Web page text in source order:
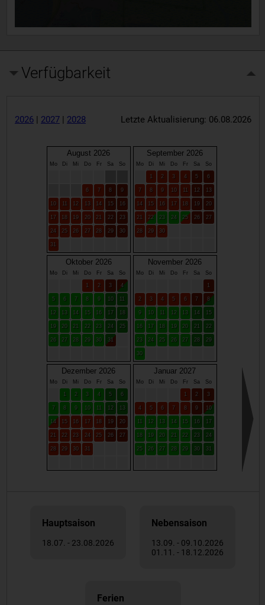
Verfügbarkeit
2026| 2027| 2028 Letzte Aktualisierung: 06.08.2026
August 2026
Mo Di Mi Do Fr Sa So
6 7 8 9
10 11 12 13 14 15 16
17 18 19 20 21 22 23
24 25 26 27 28 29 30
31
September 2026
Mo Di Mi Do Fr Sa So
1 2 3 4 5 6
7 8 9 10 11 12 13
14 15 16 17 18 19 20
21 22 23 24 25 26 27
28 29 30
Oktober 2026
Mo Di Mi Do Fr Sa So
1 2 3 4
5 6 7 8 9 10 11
12 13 14 15 16 17 18
19 20 21 22 23 24 25
26 27 28 29 30 31
November 2026
Mo Di Mi Do Fr Sa So
1
2 3 4 5 6 7 8
9 10 11 12 13 14 15
16 17 18 19 20 21 22
23 24 25 26 27 28 29
30
Dezember 2026
Mo Di Mi Do Fr Sa So
1 2 3 4 5 6
7 8 9 10 11 12 13
14 15 16 17 18 19 20
21 22 23 24 25 26 27
28 29 30 31
Januar 2027
Mo Di Mi Do Fr Sa So
1 2 3
4 5 6 7 8 9 10
11 12 13 14 15 16 17
18 19 20 21 22 23 24
25 26 27 28 29 30 31
Hauptsaison
18.07. - 23.08.2026
Nebensaison
13.09. - 09.10.2026
01.11. - 18.12.2026
Ferien